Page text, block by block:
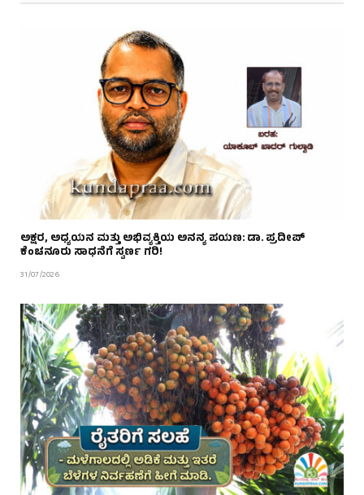
ಅಕ್ಷರ, ಅಧ್ಯಯನ ಮತ್ತು ಅಭಿವ್ಯಕ್ತಿಯ ಅನನ್ಯ ಪಯಣ: ಡಾ. ಪ್ರದೀಪ್
ಕೆಂಚನೂರು ಸಾಧನೆಗೆ ಸ್ವರ್ಣ ಗರಿ!
31/07/2026